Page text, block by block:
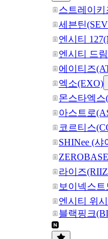
스트레이키
세븐틴
엔시티
엔시티 드
에이티즈
엑소(EXO)
몬스타엑
아스트로
코르티스
SHINee (샤
라이즈
보이넥스
엔시티 위
블랙핑크